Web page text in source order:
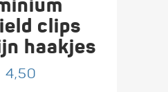
clips
haakjes
4,50